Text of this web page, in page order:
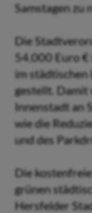
Samstagen zu
Die
54.000 Euro €
im
gestellt. Damit
Innenstadt an
wie die
und des
Die
grünen
Hersfelder